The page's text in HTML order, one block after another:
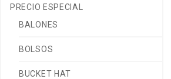
PRECIO ESPECIAL
BALONES
BOLSOS
BUCKET HAT